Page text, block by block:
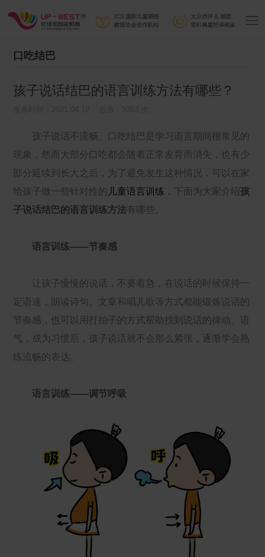
口吃结巴
孩子说话结巴的语言训练方法有哪些？
孩子说话不流畅、口吃结巴是学习语言期间很常见的
现象，然而大部分口吃都会随着正常发育而消失，也有少
部分延续到长大之后，为了避免发生这种情况，可以在家
给孩子做一些针对性的 儿童语言训练 ，下面为大家介绍孩
子说话结巴的语言训练方法有哪些。
语言训练——节奏感
让孩子慢慢的说话，不要着急，在说话的时候保持一
定语速，朗读诗句、文章和唱儿歌等方式都能锻炼说话的
节奏感，也可以用打拍子的方式帮助找到说话的律动、语
气，成为习惯后，孩子说话就不会那么紧张，逐渐学会熟
练流畅的表达。
语言训练——调节呼吸